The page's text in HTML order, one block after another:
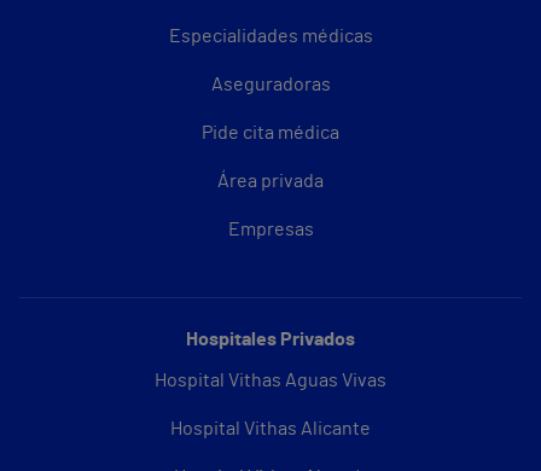
Especialidades médicas
Aseguradoras
Pide cita médica
Área privada
Empresas
Hospitales Privados
Hospital Vithas Aguas Vivas
Hospital Vithas Alicante